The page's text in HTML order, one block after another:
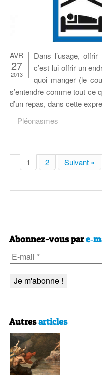
AVR
27
2013
Dans l’u­sage,
c’est lui of­frir un
quoi man­ger (le
s’en­tendre comme tout ce
d’un re­pas, dans cette
Pléonasmes
1 2 Suivant »
Abonnez-vous par
Autresarticles